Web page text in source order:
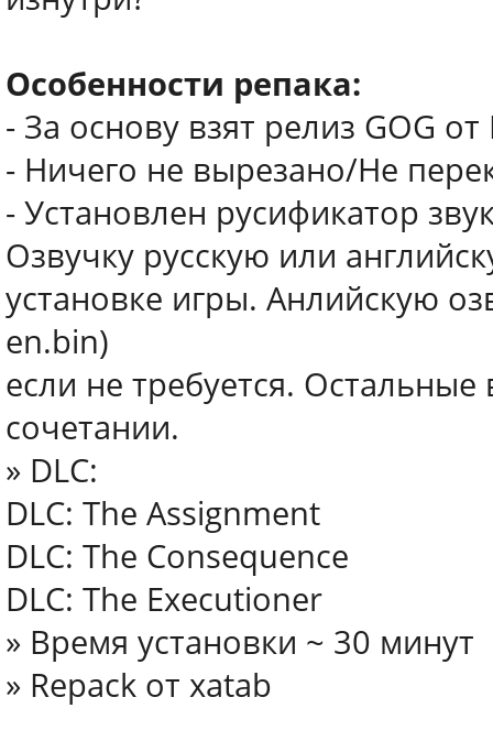
Особенности репака:
- За основу взят релиз GOG от
- Ничего не вырезано/Не
- Установлен русификатор
Озвучку русскую или
установке игры. Анлийскую
en.bin)
если не требуется.
сочетании.
» DLC:
DLC: The Assignment
DLC: The Consequence
DLC: The Executioner
» Время установки ~ 30 минут
» Repack от xatab